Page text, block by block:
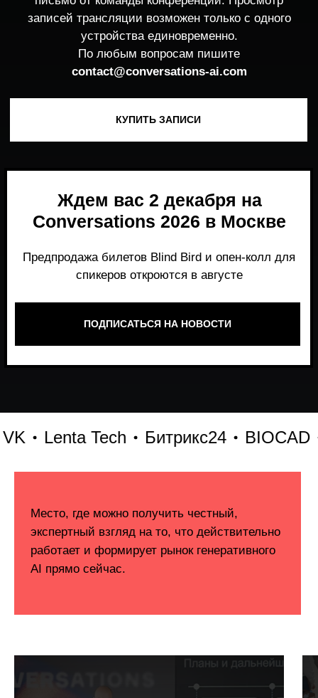
Ждем вас 2 декабря на
Conversations 2026 в Москве
ПОДПИСАТЬСЯ НА НОВОСТИ
Lenta Tech Битрикс24 BIOCAD X5
Место, где можно получить честный,
работает и формирует рынок генеративного